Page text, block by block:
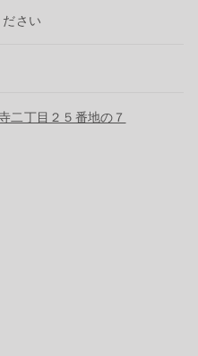
さい
二丁目２５番地の７